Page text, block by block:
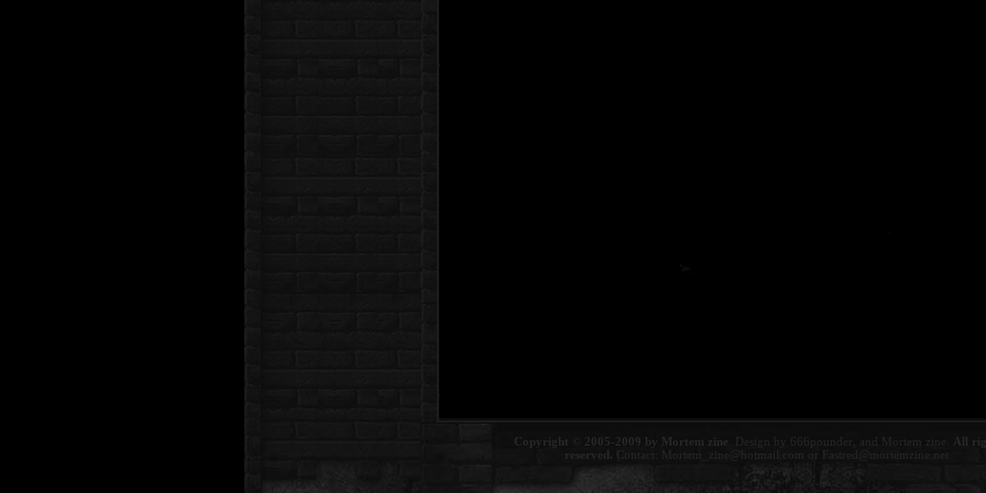
Copyright © 2005-2009 by Mortem zine . Design by 666pounder, and Mortem zine.
All
reserved. Contact: Mortem_zine@hotmail.com Fastred@mortemzine.net